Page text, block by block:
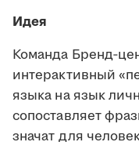
Идея
Команда
интерактивный
языка на язык
сопоставляет
значат для